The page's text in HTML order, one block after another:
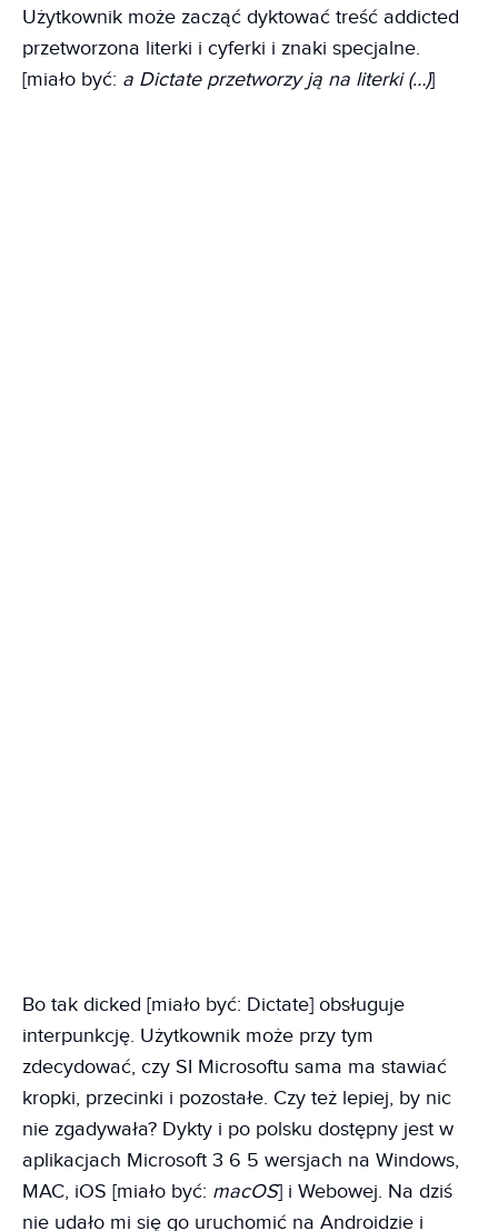
Użytkownik może zacząć dyktować treść addicted
przetworzona literki i cyferki i znaki specjalne.
[miało być: a Dictate przetworzy ją na literki (…)]
Bo tak dicked [miało być: Dictate] obsługuje
interpunkcję. Użytkownik może przy tym
zdecydować, czy SI Microsoftu sama ma stawiać
kropki, przecinki i pozostałe. Czy też lepiej, by nic
nie zgadywała? Dykty i po polsku dostępny jest w
aplikacjach Microsoft 3 6 5 wersjach na Windows,
MAC, iOS [miało być: macOS] i Webowej. Na dziś
nie udało mi się go uruchomić na Androidzie i